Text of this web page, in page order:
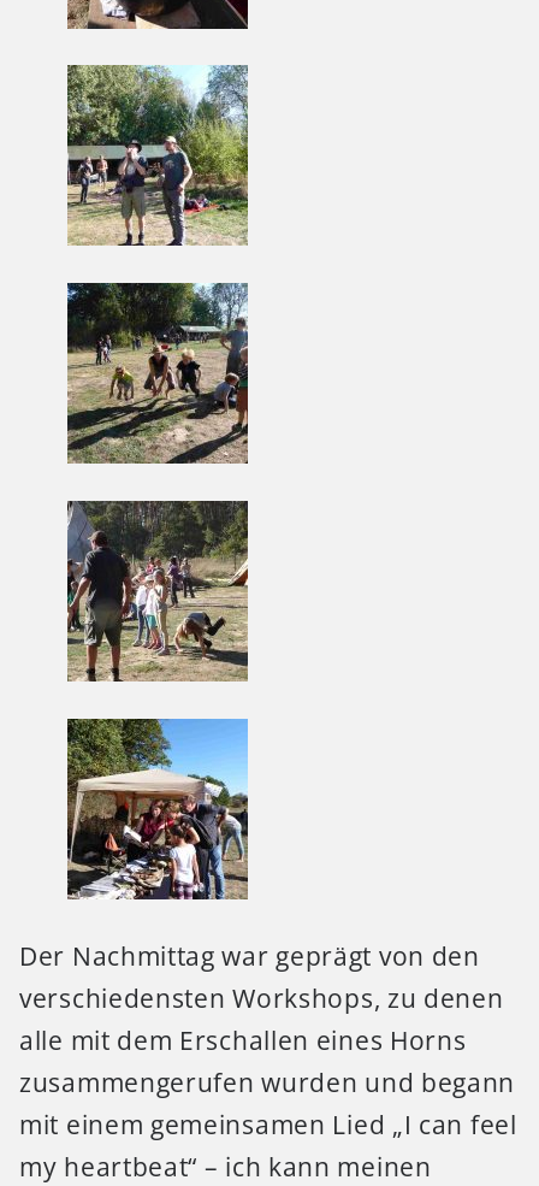
Der Nachmittag war geprägt von den
verschiedensten Workshops, zu denen
alle mit dem Erschallen eines Horns
zusammengerufen wurden und begann
mit einem gemeinsamen Lied „I can feel
my heartbeat“ – ich kann meinen